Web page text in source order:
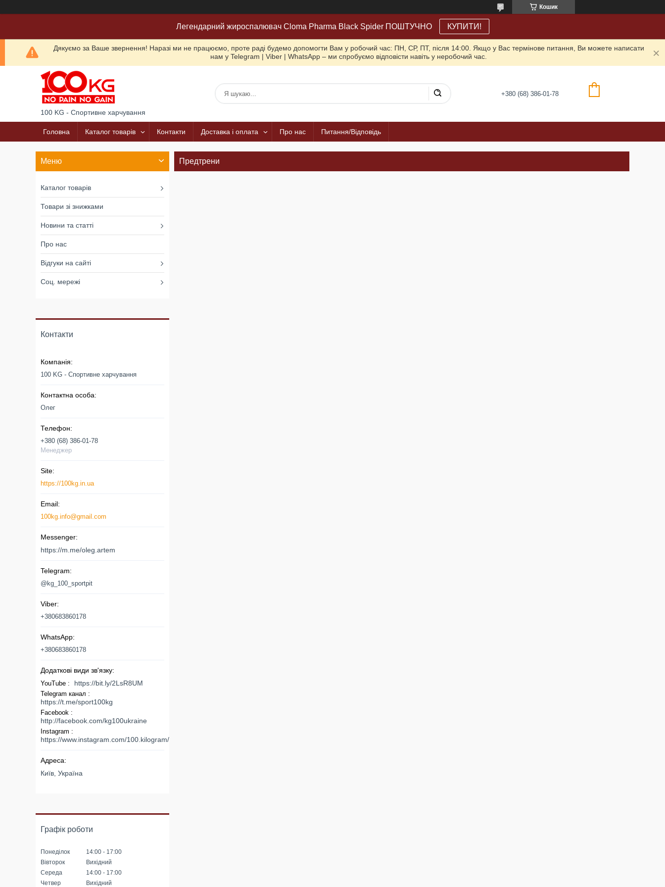
Кошик
Легендарний жироспалювач Cloma Pharma Black Spider ПОШТУЧНО КУПИТИ!
Дякуємо за Ваше звернення! Наразі ми не працюємо, проте раді будемо допомогти Вам у робочий час: ПН, СР, ПТ, після 14:00. Якщо у Вас термінове питання, Ви можете написати
нам у Telegram | Viber | WhatsApp – ми спробуємо відповісти навіть у неробочий час.
100 KG - Спортивне харчування
+380 (68) 386-01-78
Головна Каталог товарів Контакти Доставка і оплата Про нас Питання/Відповідь
Предтрени
Каталог товарів
Товари зі знижками
Новини та статті
Про нас
Відгуки на сайті
Соц. мережі
Контакти
100 KG - Спортивне харчування
Олег
+380 (68) 386-01-78
Менеджер
https://100kg.in.ua
100kg.info@gmail.com
https://m.me/oleg.artem
@kg_100_sportpit
+380683860178
+380683860178
YouTube https://bit.ly/2LsR8UM
Telegram канал
https://t.me/sport100kg
Facebook
http://facebook.com/kg100ukraine
Instagram
https://www.instagram.com/100.kilogram/
Київ, Україна
Графік роботи
Понеділок 14:00
17:00
Вівторок
Вихідний
Середа
14:00
17:00
Четвер
Вихідний